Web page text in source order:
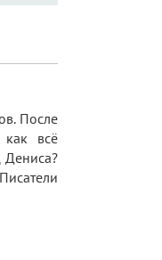
После
всё
Дениса?